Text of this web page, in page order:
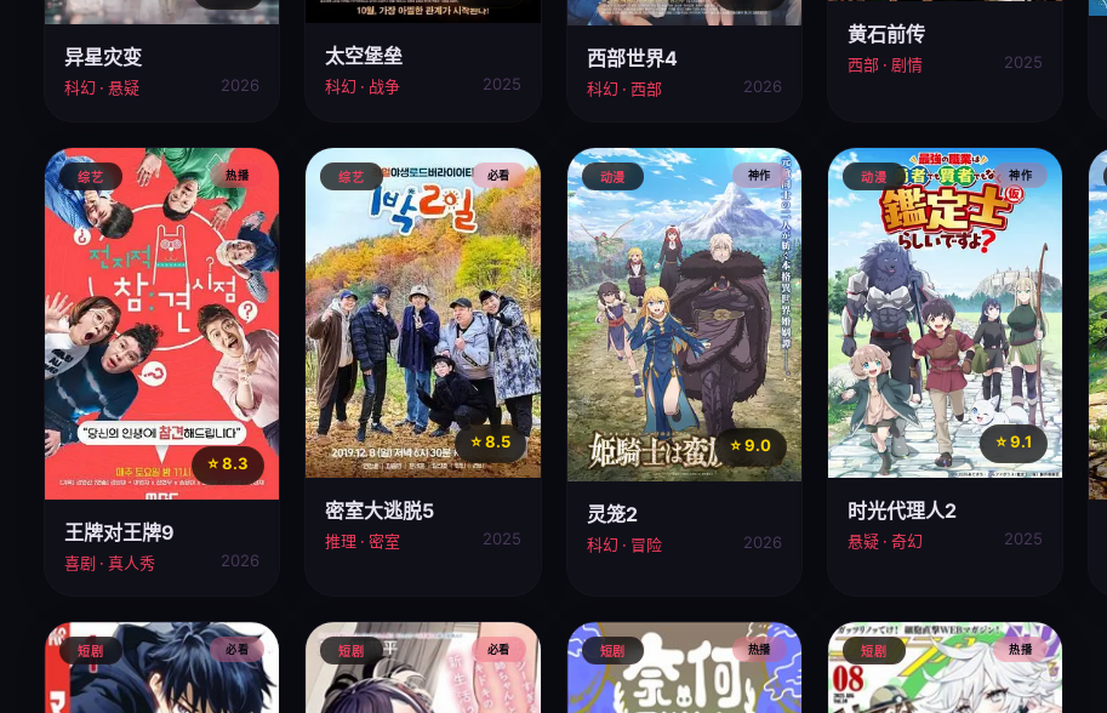
异星灾变
科幻 · 悬疑 2026
太空堡垒
科幻 · 战争 2025
西部世界4
科幻 · 西部 2026
黄石前传
西部 · 剧情 2025
综艺 热播
⭐ 8.3
王牌对王牌9
喜剧 · 真人秀 2026
综艺 必看
⭐ 8.5
密室大逃脱5
推理 · 密室 2025
动漫 神作
⭐ 9.0
灵笼2
科幻 · 冒险 2026
动漫 神作
⭐ 9.1
时光代理人2
悬疑 · 奇幻 2025
短剧 必看 短剧 必看 短剧 热播 短剧 热播